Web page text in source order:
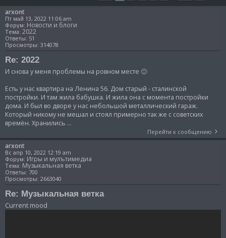
arxont
Пт май 13, 2022 11:06 am
Форум: Новости и блоги
Тема: 2022
Ответы: 51
Просмотры: 314078
Re: 2022
И снова у меня проблемы на ровном месте 🙂
Есть у нас квартира на Ленина 56. Дом старый - сталинской
постройки. И там жила бабушка. И жила она с момента постройки
дома. И был во дворе у нас небольшой металлический гараж.
Который никому не мешал и стоял примерно так же с советских
времён. Хранились ...
Перейти к сообщению
arxont
Вс апр 10, 2022 12:19 am
Форум: Игры и мулътимедиа
Тема: Музыкальная ветка
Ответы: 700
Просмотры: 2663040
Re: Музыкальная ветка
Current mood